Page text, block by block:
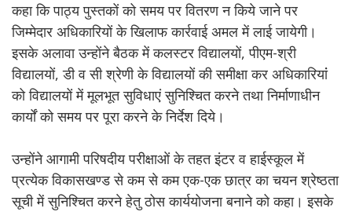
कहा कि पाठ्य पुस्तकों को समय पर वितरण न किये जाने पर
जिम्मेदार अधिकारियों के खिलाफ कार्रवाई अमल में लाई जायेगी।
इसके अलावा उन्होंने बैठक में कलस्टर विद्यालयों, पीएम-श्री
विद्यालयों, डी व सी श्रेणी के विद्यालयों की समीक्षा कर अधिकारियांं
को विद्यालयों में मूलभूत सुविधाएं सुनिश्चित करने तथा निर्माणाधीन
कार्यों को समय पर पूरा करने के निर्देश दिये।
उन्होंने आगामी परिषदीय परीक्षाओं के तहत इंटर व हाईस्कूल में
प्रत्येक विकासखण्ड से कम से कम एक-एक छात्र का चयन श्रेष्ठता
सूची में सुनिश्चित करने हेतु ठोस कार्ययोजना बनाने को कहा। इसके